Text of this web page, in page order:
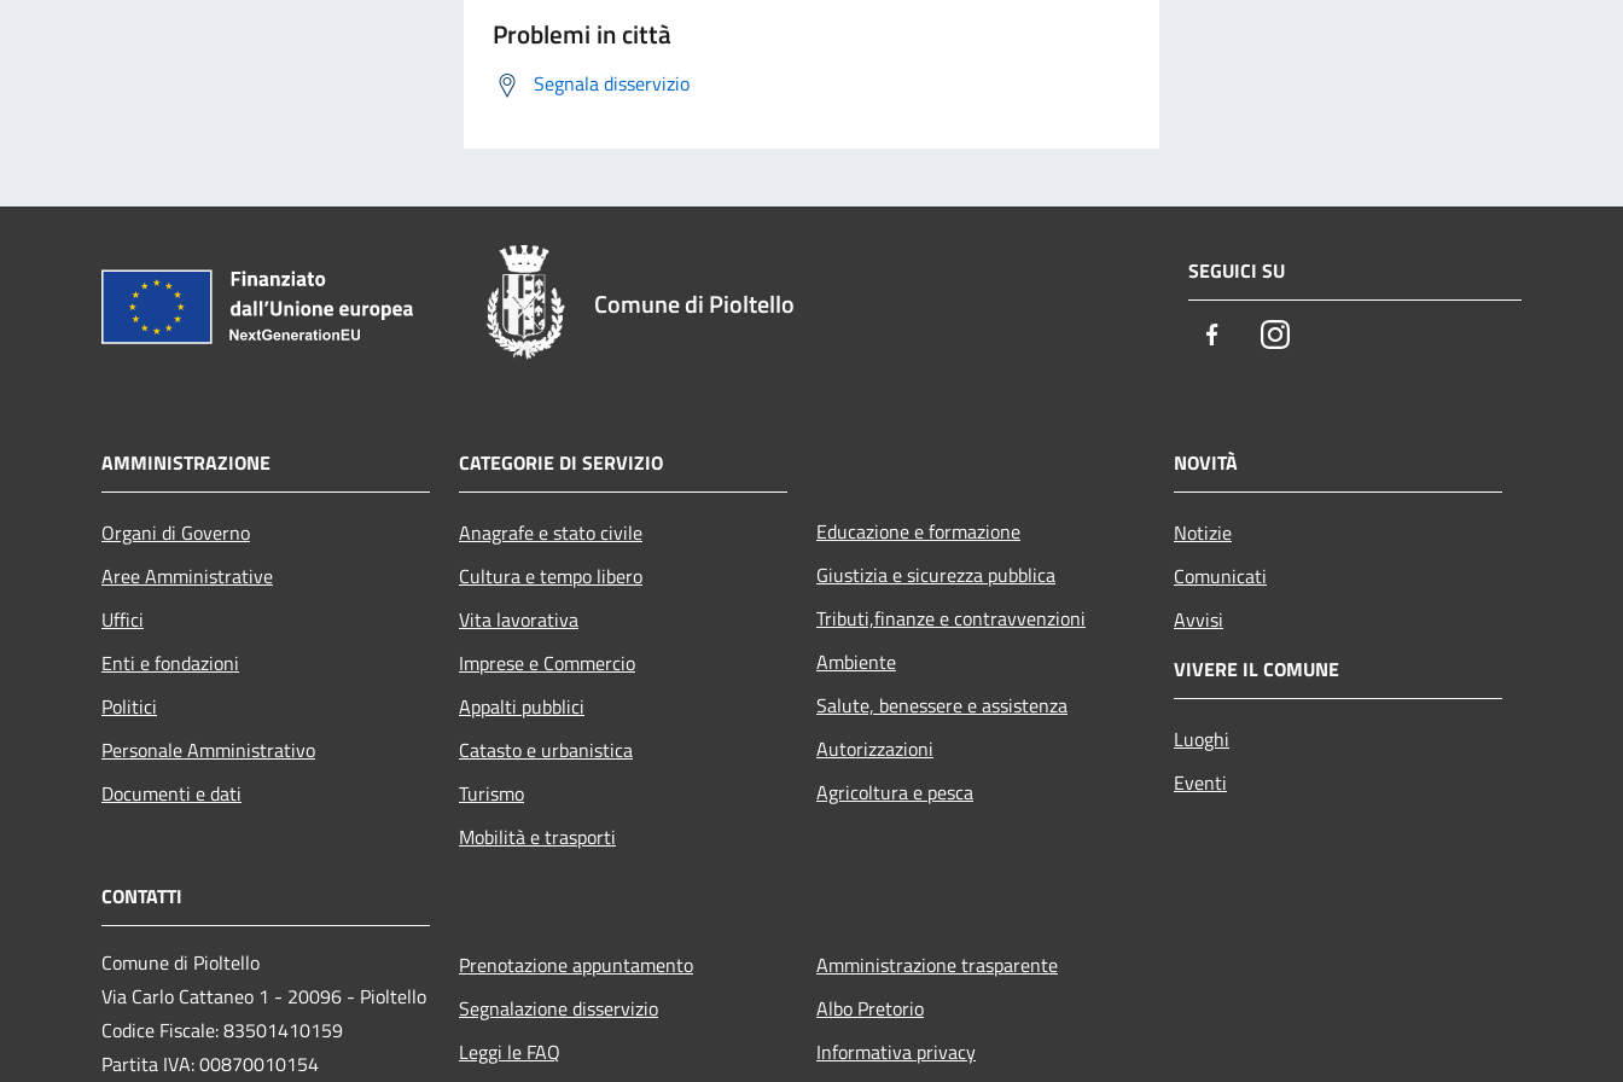
Problemi in città
Segnala disservizio
Comune di Pioltello
SEGUICI SU
FacebookInstagram
AMMINISTRAZIONE
Organi di Governo
Aree Amministrative
Uffici
Enti e fondazioni
Politici
Personale Amministrativo
Documenti e dati
CATEGORIE DI SERVIZIO
Anagrafe e stato civile
Cultura e tempo libero
Vita lavorativa
Imprese e Commercio
Appalti pubblici
Catasto e urbanistica
Turismo
Mobilità e trasporti
Educazione e formazione
Giustizia e sicurezza pubblica
Tributi,finanze e contravvenzioni
Ambiente
Salute, benessere e assistenza
Autorizzazioni
Agricoltura e pesca
NOVITÀ
Notizie
Comunicati
Avvisi
VIVERE IL COMUNE
Luoghi
Eventi
CONTATTI
Comune di Pioltello
Via Carlo Cattaneo 1 - 20096 - Pioltello
Codice Fiscale: 83501410159
Partita IVA: 00870010154
Prenotazione appuntamento
Segnalazione disservizio
Leggi le FAQ
Amministrazione trasparente
Albo Pretorio
Informativa privacy